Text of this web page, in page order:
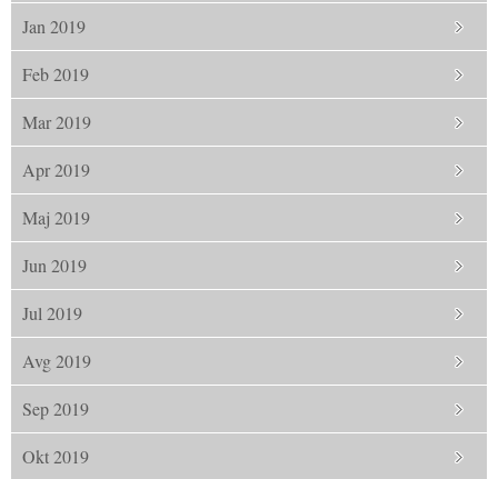
Jan 2019
Feb 2019
Mar 2019
Apr 2019
Maj 2019
Jun 2019
Jul 2019
Avg 2019
Sep 2019
Okt 2019